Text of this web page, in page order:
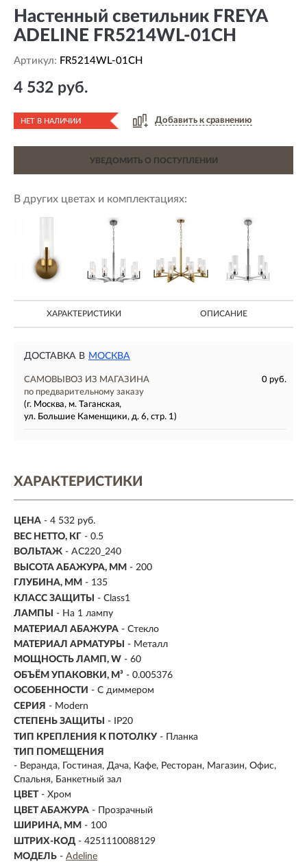
Настенный светильник FREYA
ADELINE FR5214WL-01CH
Артикул: FR5214WL-01CH
4 532 руб.
НЕТ В НАЛИЧИИ Добавить к сравнению
УВЕДОМИТЬ О ПОСТУПЛЕНИИ
В других цветах и комплектациях:
ХАРАКТЕРИСТИКИ ОПИСАНИЕ
ДОСТАВКА В МОСКВА
САМОВЫВОЗ ИЗ МАГАЗИНА
0 руб.
по предварительному заказу
(г. Москва, м. Таганская,
ул. Большие Каменщики, д. 6, стр. 1)
ХАРАКТЕРИСТИКИ
ЦЕНА - 4 532 руб.
ВЕС НЕТТО, КГ - 0.5
ВОЛЬТАЖ - AC220_240
ВЫСОТА АБАЖУРА, ММ - 200
ГЛУБИНА, ММ - 135
КЛАСС ЗАЩИТЫ
- Class1
ЛАМПЫ
- На 1 лампу
МАТЕРИАЛ АБАЖУРА - Стекло
МАТЕРИАЛ АРМАТУРЫ
- Металл
МОЩНОСТЬ ЛАМП, W - 60
ОБЪЁМ УПАКОВКИ, М³ - 0.005376
ОСОБЕННОСТИ - С диммером
СЕРИЯ - Modern
СТЕПЕНЬ ЗАЩИТЫ
- IP20
ТИП КРЕПЛЕНИЯ К ПОТОЛКУ - Планка
ТИП ПОМЕЩЕНИЯ
- Веранда, Гостиная, Дача, Кафе, Ресторан, Магазин, Офис,
Спальня, Банкетный зал
ЦВЕТ - Хром
ЦВЕТ АБАЖУРА - Прозрачный
ШИРИНА, ММ - 100
ШТРИХ-КОД - 4251110088129
МОДЕЛЬ - Adeline